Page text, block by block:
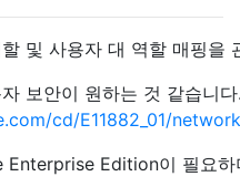
및 사용자 대 역할 매핑을
보안이 원하는 것 같습니
cd/E11882_01/
Enterprise Edition이 필요